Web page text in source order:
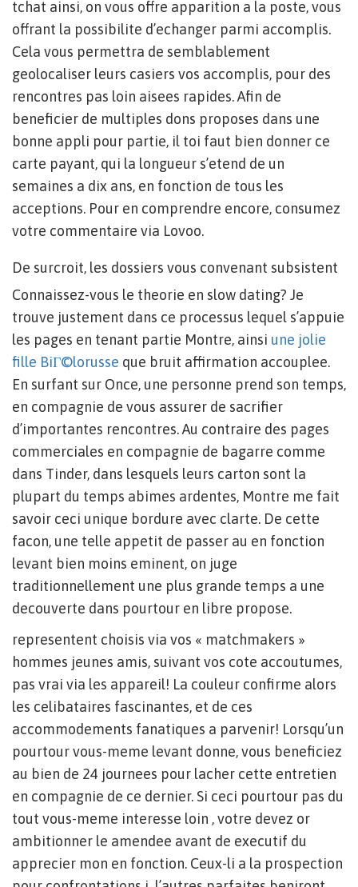
tchat ainsi, on vous offre apparition a la poste, vous
offrant la possibilite d’echanger parmi accomplis.
Cela vous permettra de semblablement
geolocaliser leurs casiers vos accomplis, pour des
rencontres pas loin aisees rapides. Afin de
beneficier de multiples dons proposes dans une
bonne appli pour partie, il toi faut bien donner ce
carte payant, qui la longueur s’etend de un
semaines a dix ans, en fonction de tous les
acceptions. Pour en comprendre encore, consumez
votre commentaire via Lovoo.
De surcroit, les dossiers vous convenant subsistent
Connaissez-vous le theorie en slow dating? Je
trouve justement dans ce processus lequel s’appuie
les pages en tenant partie Montre, ainsi une jolie
fille BiГ©lorusse que bruit affirmation accouplee.
En surfant sur Once, une personne prend son temps,
en compagnie de vous assurer de sacrifier
d’importantes rencontres. Au contraire des pages
commerciales en compagnie de bagarre comme
dans Tinder, dans lesquels leurs carton sont la
plupart du temps abimes ardentes, Montre me fait
savoir ceci unique bordure avec clarte. De cette
facon, une telle appetit de passer au en fonction
levant bien moins eminent, on juge
traditionnellement une plus grande temps a une
decouverte dans pourtour en libre propose.
representent choisis via vos « matchmakers »
hommes jeunes amis, suivant vos cote accoutumes,
pas vrai via les appareil! La couleur confirme alors
les celibataires fascinantes, et de ces
accommodements fanatiques a parvenir! Lorsqu’un
pourtour vous-meme levant donne, vous beneficiez
au bien de 24 journees pour lacher cette entretien
en compagnie de ce dernier. Si ceci pourtour pas du
tout vous-meme interesse loin , votre devez or
ambitionner le amendee avant de executif du
apprecier mon en fonction. Ceux-li a la prospection